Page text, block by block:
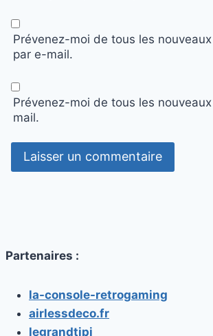
Prévenez-moi de tous les
par e-mail.
Prévenez-moi de tous les
mail.
Partenaires :
la-console-retrogaming
airlessdeco.fr
legrandtipi